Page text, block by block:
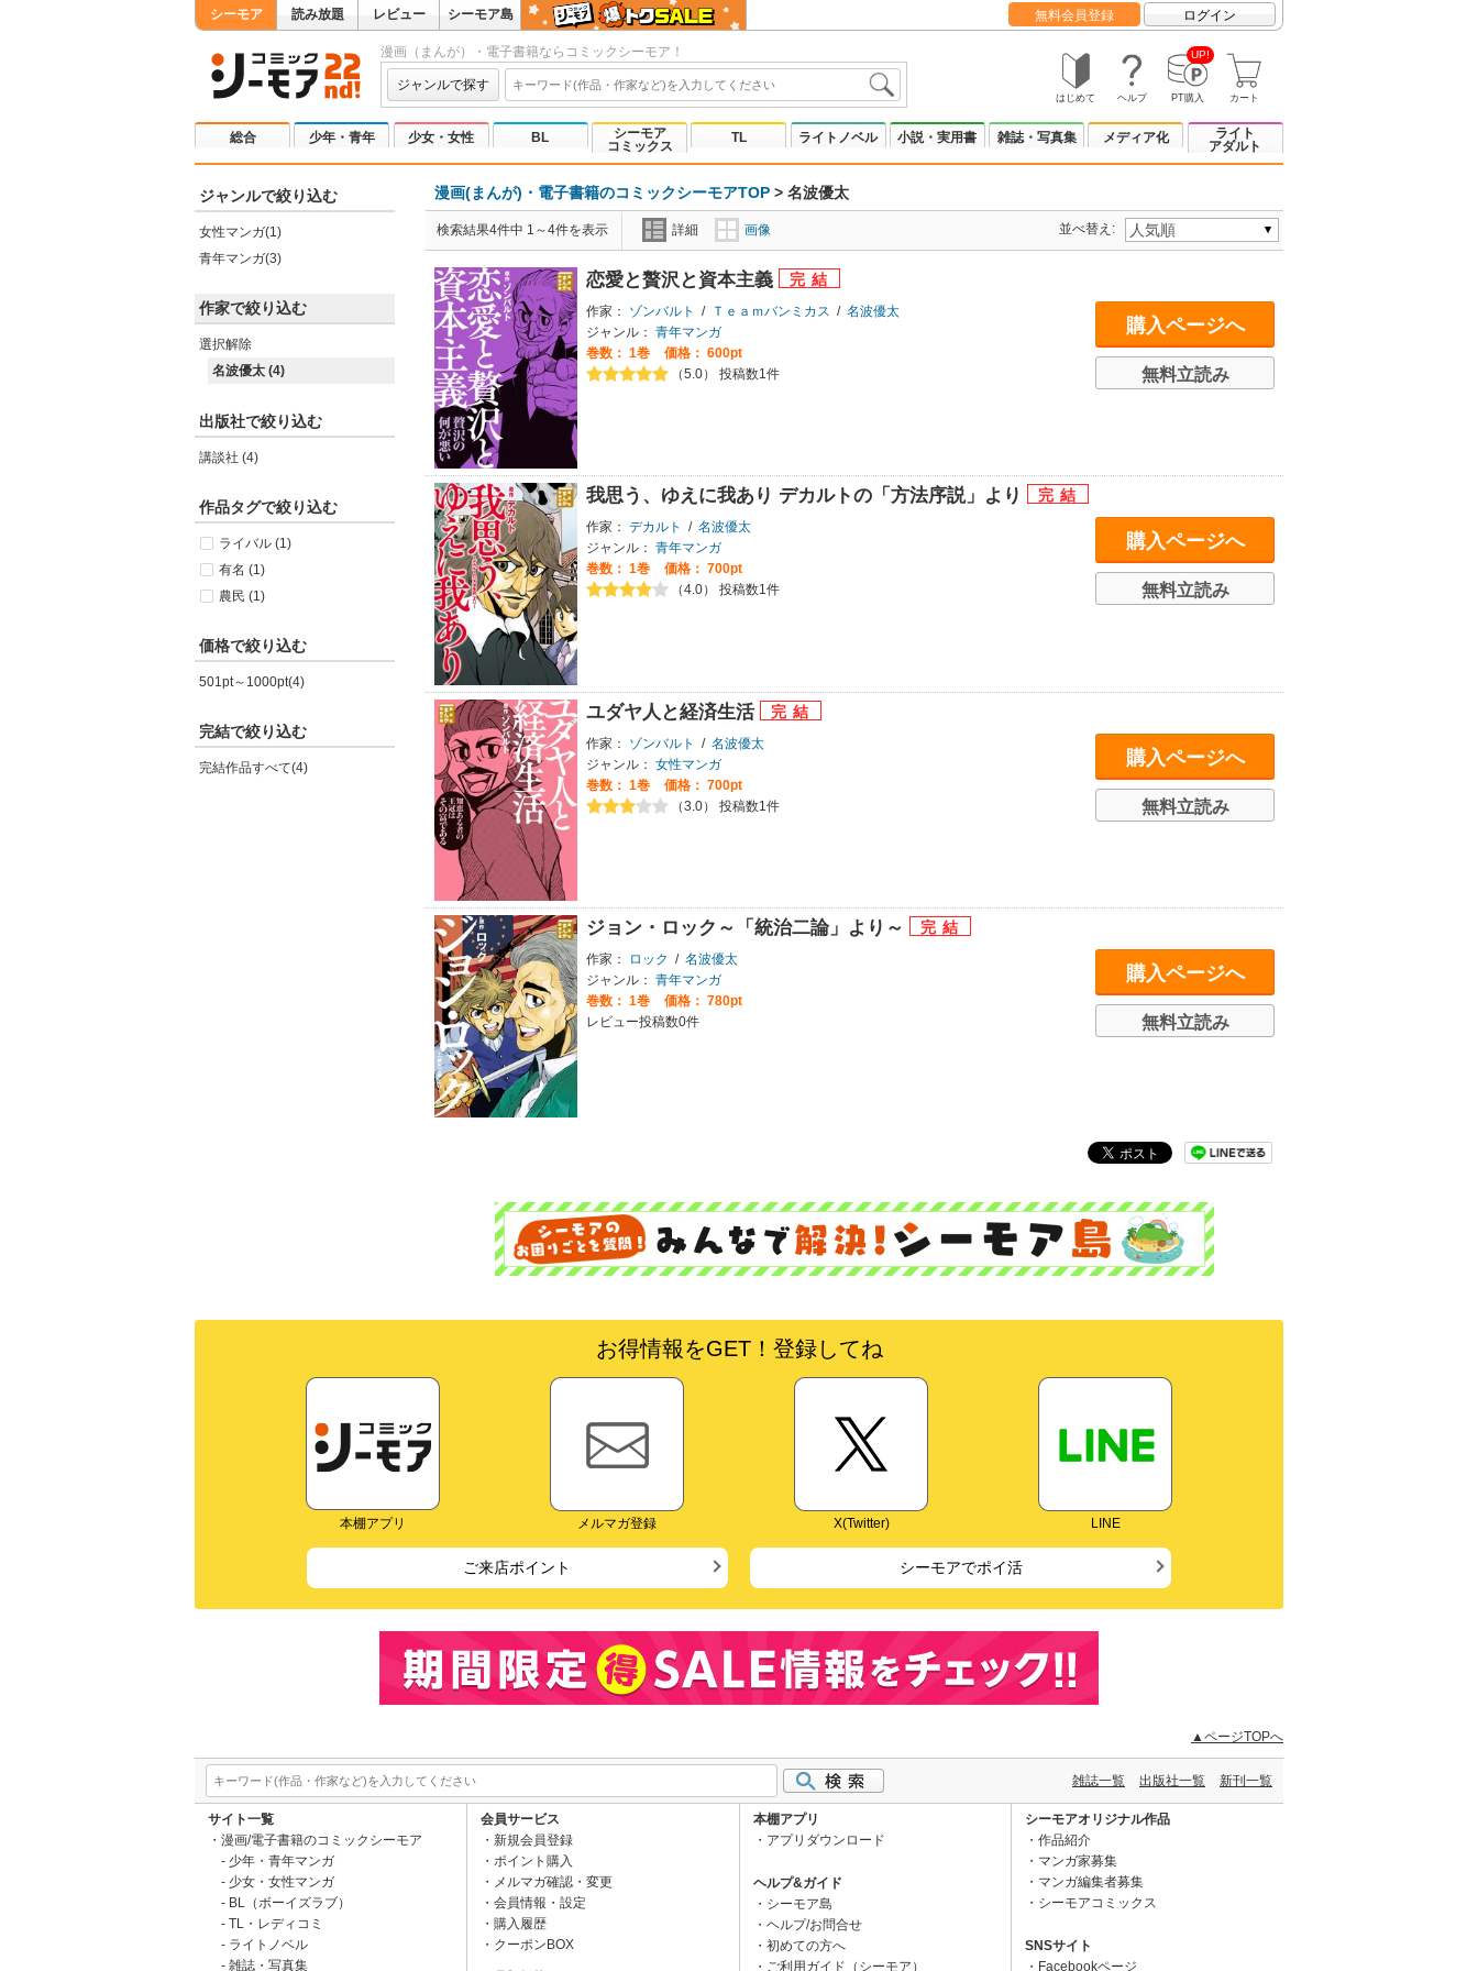
シーモア 読み放題 レビュー シーモア島 無料会員登録 ログイン
漫画（まんが）・電子書籍ならコミックシーモア！
ジャンルで探す
はじめて ヘルプ
UP!
PT購入 カート
総合 少年・青年 少女・女性 BL
シーモア
コミックス
TL ライトノベル 小説・実用書 雑誌・写真集 メディア化
ライト
アダルト
ジャンルで絞り込む
女性マンガ(1)
青年マンガ(3)
作家で絞り込む
選択解除
名波優太 (4)
出版社で絞り込む
講談社 (4)
作品タグで絞り込む
ライバル (1)
有名 (1)
農民 (1)
価格で絞り込む
501pt～1000pt(4)
完結で絞り込む
完結作品すべて(4)
漫画(まんが)・電子書籍のコミックシーモアTOP > 名波優太
検索結果4件中 1～4件を表示 詳細 画像 並べ替え:
恋愛と贅沢と資本主義
作家： ゾンバルト / Ｔｅａｍバンミカス / 名波優太
ジャンル： 青年マンガ
巻数： 1巻
価格： 600pt
（5.0） 投稿数1件
購入ページへ
無料立読み
我思う、ゆえに我あり デカルトの「方法序説」より
作家： デカルト / 名波優太
ジャンル： 青年マンガ
巻数： 1巻
価格： 700pt
（4.0） 投稿数1件
購入ページへ
無料立読み
ユダヤ人と経済生活
作家： ゾンバルト / 名波優太
ジャンル： 女性マンガ
巻数： 1巻
価格： 700pt
（3.0） 投稿数1件
購入ページへ
無料立読み
ジョン・ロック～「統治二論」より～
作家： ロック / 名波優太
ジャンル： 青年マンガ
巻数： 1巻
価格： 780pt
レビュー投稿数0件
購入ページへ
無料立読み
お得情報をGET！登録してね
本棚アプリ メルマガ登録 X(Twitter) LINE
ご来店ポイント シーモアでポイ活
▲ページTOPへ
雑誌一覧 出版社一覧 新刊一覧
サイト一覧
漫画/電子書籍のコミックシーモア
少年・青年マンガ
少女・女性マンガ
BL（ボーイズラブ）
TL・レディコミ
ライトノベル
雑誌・写真集
会員サービス
新規会員登録
ポイント購入
メルマガ確認・変更
会員情報・設定
購入履歴
クーポンBOX
本棚アプリ
アプリダウンロード
ヘルプ&ガイド
シーモア島
ヘルプ/お問合せ
初めての方へ
ご利用ガイド（シーモア）
シーモアオリジナル作品
作品紹介
マンガ家募集
マンガ編集者募集
シーモアコミックス
SNSサイト
Facebookページ